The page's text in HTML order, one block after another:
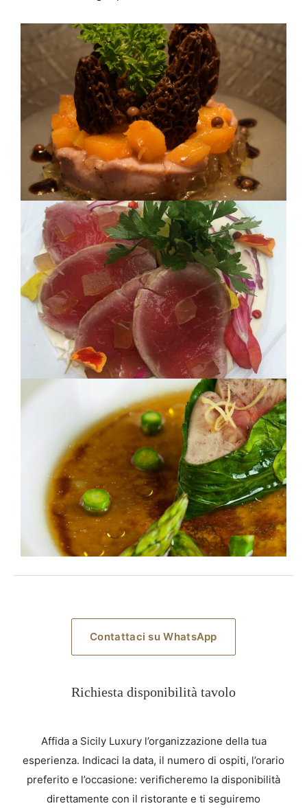
Contattaci su WhatsApp
Richiesta disponibilità tavolo
Affida a Sicily Luxury l’organizzazione della tua
esperienza. Indicaci la data, il numero di ospiti, l’orario
preferito e l’occasione: verificheremo la disponibilità
direttamente con il ristorante e ti seguiremo